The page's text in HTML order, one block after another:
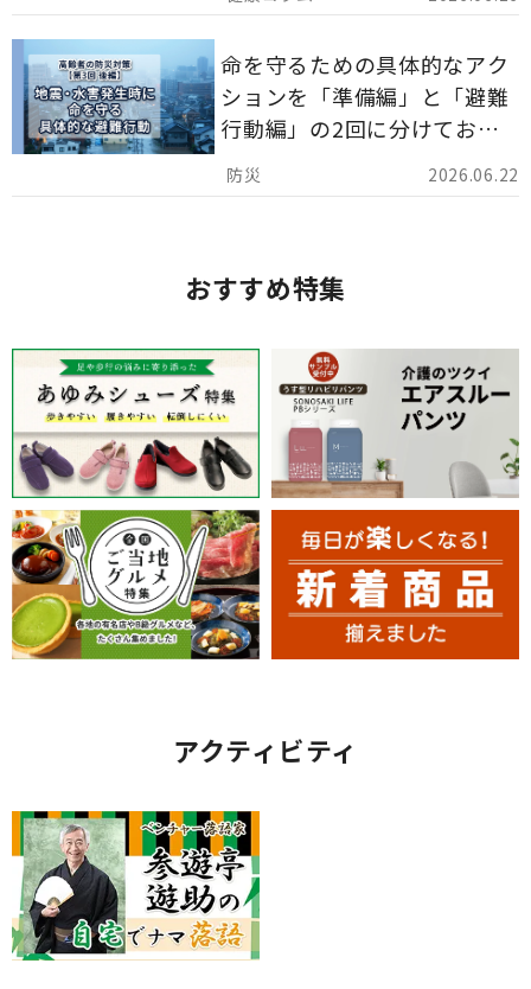
2026.06.22
命を守るための具体的なアク
ションを「準備編」と「避難
行動編」の2回に分けてお届
けしています。
おすすめ特集
アクティビティ